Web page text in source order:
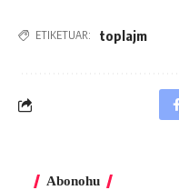
ETIKETUAR: toplajm
Abonohu